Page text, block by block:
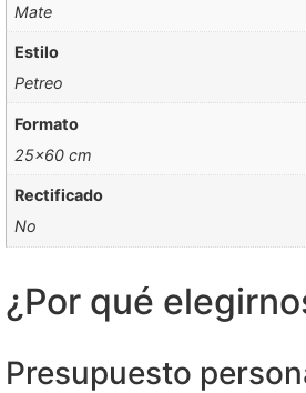
Mate
Estilo
Petreo
Formato
25×60 cm
Rectificado
No
¿Por qué
Presupuesto